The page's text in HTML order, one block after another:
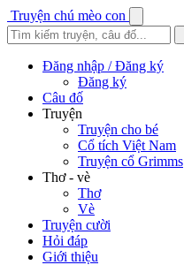
Truyện chú mèo con
Đăng nhập / Đăng ký
Đăng ký
Câu đố
Truyện
Truyện cho bé
Cổ tích Việt Nam
Truyện cổ Grimms
Thơ - vè
Thơ
Vè
Truyện cười
Hỏi đáp
Giới thiệu